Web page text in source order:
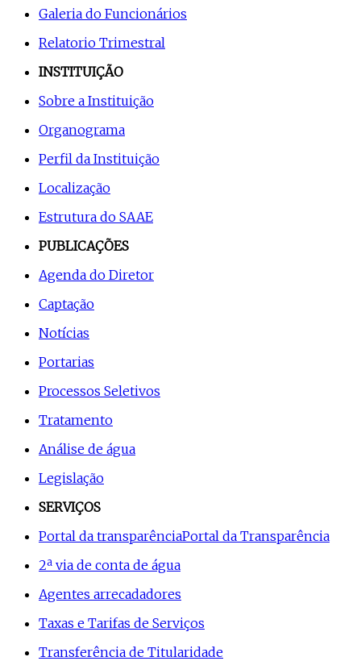
Galeria do Funcionários
Relatorio Trimestral
INSTITUIÇÃO
Sobre a Instituição
Organograma
Perfil da Instituição
Localização
Estrutura do SAAE
PUBLICAÇÕES
Agenda do Diretor
Captação
Notícias
Portarias
Processos Seletivos
Tratamento
Análise de água
Legislação
SERVIÇOS
Portal da transparênciaPortal da Transparência
2ª via de conta de água
Agentes arrecadadores
Taxas e Tarifas de Serviços
Transferência de Titularidade